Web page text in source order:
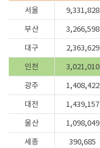
서울
9,331,828
부산
3,266,598
대구
2,363,629
인천
3,021,010
광주
1,408,422
대전
1,439,157
울산
1,098,049
세종
390,685